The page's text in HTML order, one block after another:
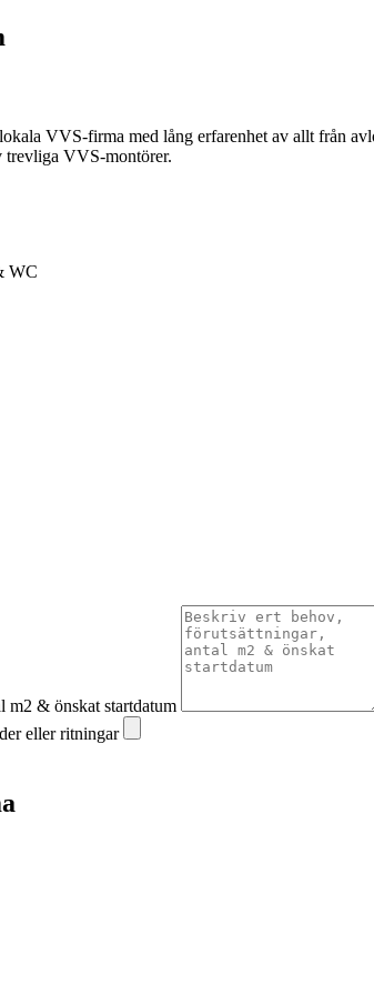
VVS-firma med lång erfarenhet av allt från
trevliga VVS-montörer.
WC
m2 & önskat startdatum
eller ritningar